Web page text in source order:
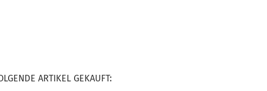
ARTIKEL GEKAUFT: